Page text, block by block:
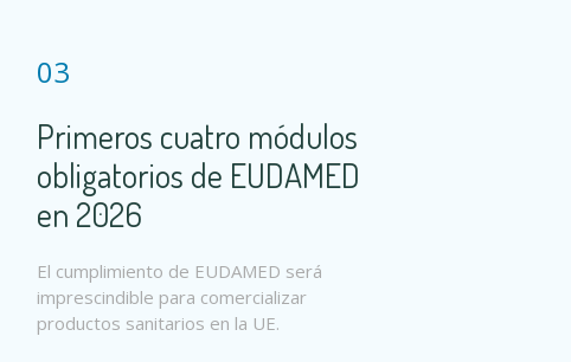
03
Primeros cuatro módulos
obligatorios de EUDAMED
en 2026
El cumplimiento de EUDAMED será
imprescindible para comercializar
productos sanitarios en la UE.